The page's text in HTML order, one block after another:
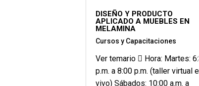
DISEÑO Y PRODUCTO
APLICADO A MUEBLES EN
MELAMINA
Cursos y Capacitaciones
Ver temario  Hora: Martes:
p.m. a 8:00 p.m. (taller virtual
vivo) Sábados: 10:00 a.m. a